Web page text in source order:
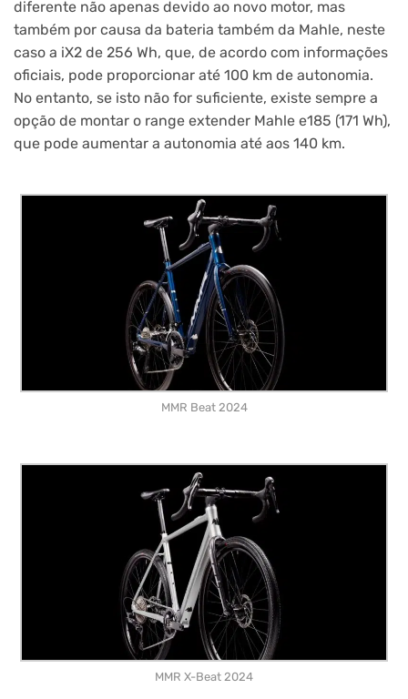
diferente não apenas devido ao novo motor, mas
também por causa da bateria também da Mahle, neste
caso a iX2 de 256 Wh, que, de acordo com informações
oficiais, pode proporcionar até 100 km de autonomia.
No entanto, se isto não for suficiente, existe sempre a
opção de montar o range extender Mahle e185 (171 Wh),
que pode aumentar a autonomia até aos 140 km.
MMR Beat 2024
MMR X-Beat 2024